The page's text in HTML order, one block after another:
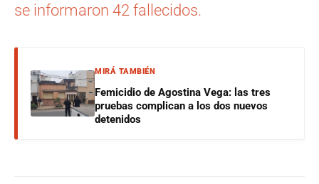
se informaron 42 fallecidos.
MIRÁ TAMBIÉN
Femicidio de Agostina Vega: las tres
pruebas complican a los dos nuevos
detenidos